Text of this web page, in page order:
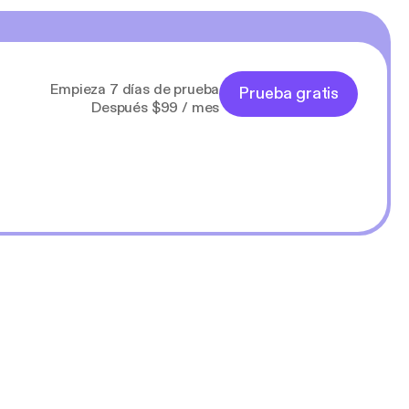
Empieza 7 días de prueba
Después $99 / mes
Prueba gratis